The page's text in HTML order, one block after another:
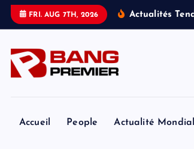
FRI. AUG 7TH, 2026 Actualités
Accueil People Actualité